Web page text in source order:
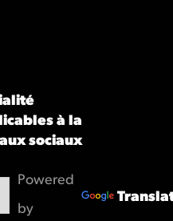
à la
sociaux
Powered
by